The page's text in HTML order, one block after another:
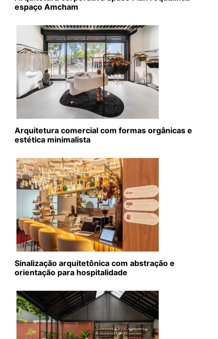
espaço Amcham
Arquitetura comercial com formas orgânicas e
estética minimalista
Sinalização arquitetônica com abstração e
orientação para hospitalidade